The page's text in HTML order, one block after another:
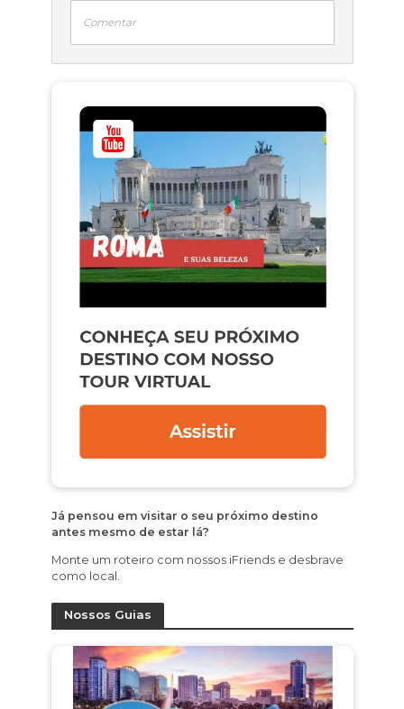
Comentar
Já pensou em visitar o seu próximo destino
antes mesmo de estar lá?
Monte um roteiro com nossos iFriends e desbrave
como local.
Nossos Guias